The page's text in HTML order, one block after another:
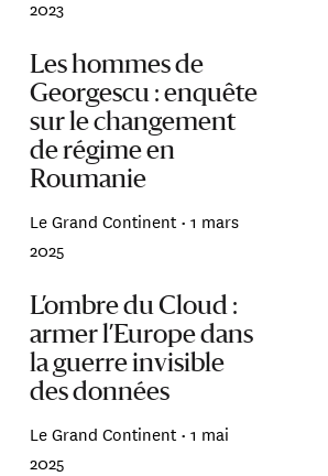
2023
Les hommes de
Georgescu : enquête
sur le changement
de régime en
Roumanie
Le Grand Continent •1 mars
2025
L’ombre du Cloud :
armer l’Europe dans
la guerre invisible
des données
Le Grand Continent •1 mai
2025